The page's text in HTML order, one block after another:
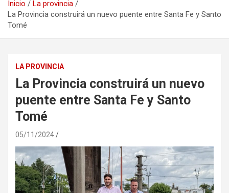
Inicio
La provincia
La Provincia construirá un nuevo puente entre Santa Fe y Santo
Tomé
LA PROVINCIA
La Provincia construirá un nuevo
puente entre Santa Fe y Santo
Tomé
05/11/2024